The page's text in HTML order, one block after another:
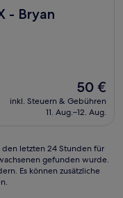
- Bryan
Der
Preis
beträgt
50 €
inkl. Steuern & Gebühren
11. Aug.–12. Aug.
letzten 24 Stunden für
gefunden wurde.
Es können zusätzliche